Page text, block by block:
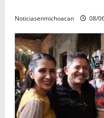
Noticiasenmichoacan 08/